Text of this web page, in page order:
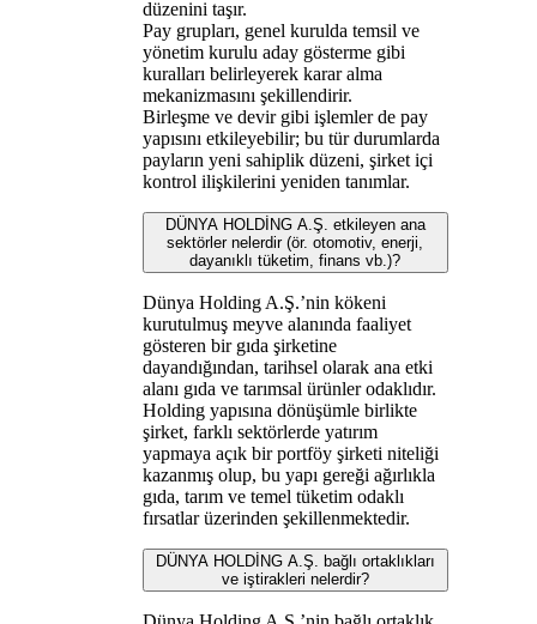
düzenini taşır.
Pay grupları, genel kurulda temsil ve
yönetim kurulu aday gösterme gibi
kuralları belirleyerek karar alma
mekanizmasını şekillendirir.
Birleşme ve devir gibi işlemler de pay
yapısını etkileyebilir; bu tür durumlarda
payların yeni sahiplik düzeni, şirket içi
kontrol ilişkilerini yeniden tanımlar.
DÜNYA HOLDİNG A.Ş. etkileyen ana
sektörler nelerdir (ör. otomotiv, enerji,
dayanıklı tüketim, finans vb.)?
Dünya Holding A.Ş.’nin kökeni
kurutulmuş meyve alanında faaliyet
gösteren bir gıda şirketine
dayandığından, tarihsel olarak ana etki
alanı gıda ve tarımsal ürünler odaklıdır.
Holding yapısına dönüşümle birlikte
şirket, farklı sektörlerde yatırım
yapmaya açık bir portföy şirketi niteliği
kazanmış olup, bu yapı gereği ağırlıkla
gıda, tarım ve temel tüketim odaklı
fırsatlar üzerinden şekillenmektedir.
DÜNYA HOLDİNG A.Ş. bağlı ortaklıkları
ve iştirakleri nelerdir?